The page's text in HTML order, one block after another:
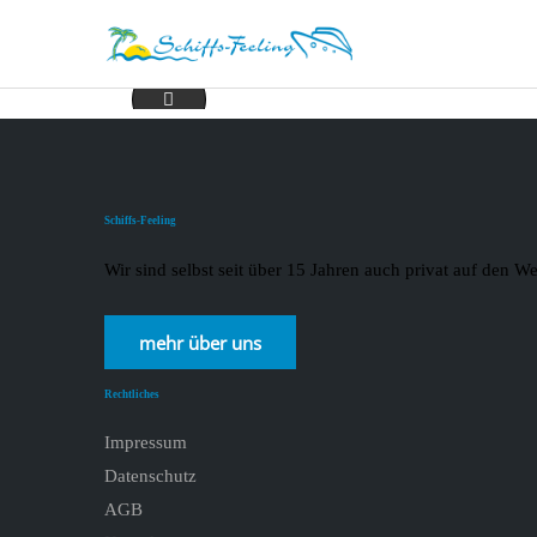
Angebote nature_page-0004
Schiffs-Feeling
Wir sind selbst seit über 15 Jahren auch privat auf den
mehr über uns
Rechtliches
Impressum
Datenschutz
AGB